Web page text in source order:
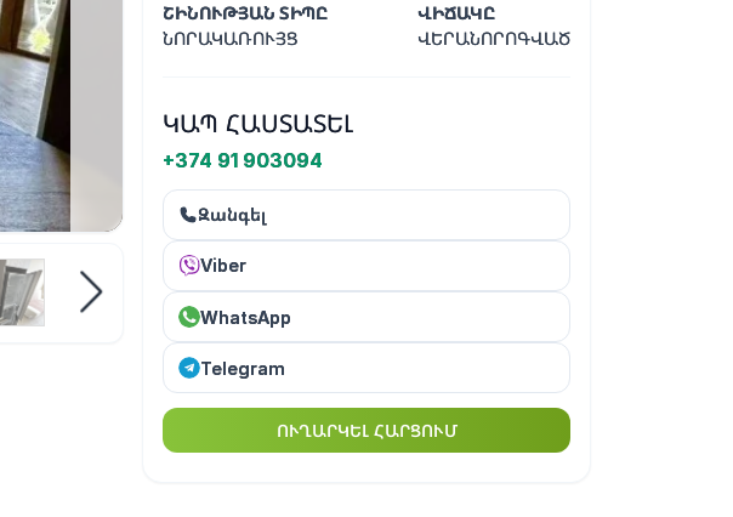
ՇԻՆՈՒԹՅԱՆ ՏԻՊԸ
ՆՈՐԱԿԱՌՈՒՅՑ
ՎԻՃԱԿԸ
ՎԵՐԱՆՈՐՈԳՎԱԾ
ԿԱՊ ՀԱՍՏԱՏԵԼ
+374 91 903094
Զանգել
Viber
WhatsApp
Telegram
ՈՒՂԱՐԿԵԼ ՀԱՐՑՈՒՄ